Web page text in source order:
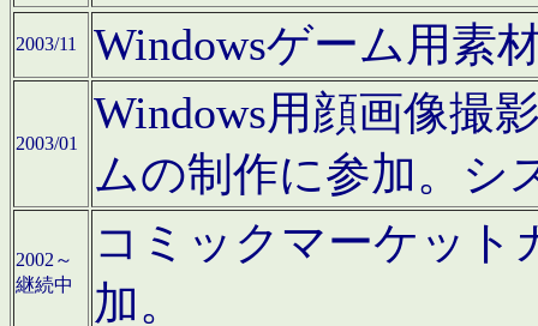
2003/11 Windowsゲーム用素
2003/01
Windows用顔画像撮
ムの制作に参加。シ
2002～
継続中
コミックマーケット
加。